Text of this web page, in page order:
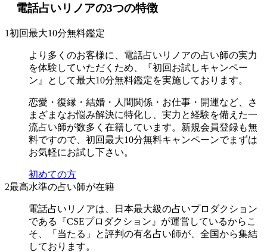
電話占いリノアの3つの特徴
1初回最大10分無料鑑定
より多くのお客様に、電話占いリノアの占い師の実力
を体験していただくため、『初回お試しキャンペー
ン』として最大10分無料鑑定を実施しております。
恋愛・復縁・結婚・人間関係・お仕事・開運など、さ
まざまなお悩み解決に特化し、実力と経験を備えた一
流占い師が数多く在籍しています。新規会員登録も無
料ですので、初回最大10分無料キャンペーンでまずは
お気軽にお試し下さい。
初めての方
2最高水準の占い師が在籍
電話占いリノアは、日本最大級の占いプロダクション
である『CSEプロダクション』が運営しているからこ
そ、「当たる」と評判の有名占い師が、全国から集結
しております。